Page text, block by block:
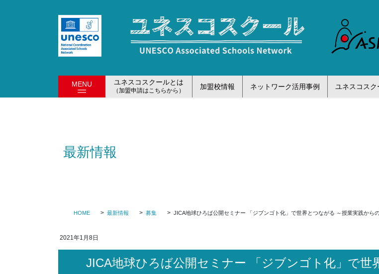
MENU ユネスコスクールとは
（加盟申請はこちらから）
加盟校情報 ネットワーク活用事例 ユネスコス
最新情報
HOME 最新情報 募集 JICA地球ひろば公開セミナー 「ジブンゴト化」で世界とつながる ～授業実践から
2021年1月8日
JICA地球ひろば公開セミナー 「ジブンゴト化」で